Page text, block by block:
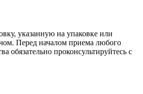
указанную на упаковке или
Перед началом приема любого
обязательно проконсультируйтесь с